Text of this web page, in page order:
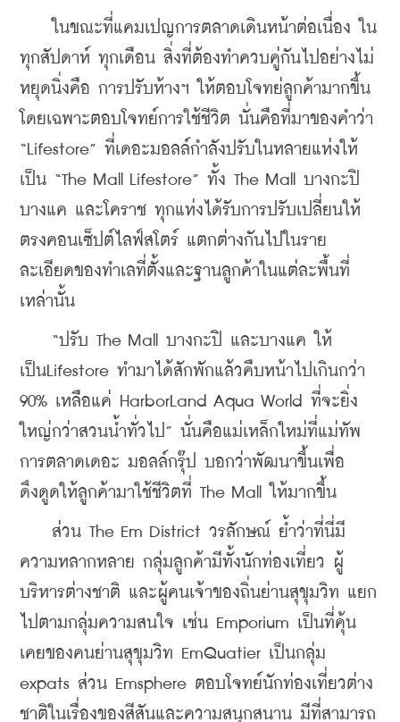
ในขณะที่แคมเปญการตลาดเดินหน้าต่อเนื่อง ใน
ทุกสัปดาห์ ทุกเดือน สิ่งที่ต้องทำควบคู่กันไปอย่างไม่
หยุดนิ่งคือ การปรับห้างฯ ให้ตอบโจทย่ลูกค้ามากขึ้น
โดยเฉพาะตอบโจทย์การใช้ชีวิต นั่นคือที่มาของคำว่า
“Lifestore” ที่เดอะมอลล์กำลังปรับในหลายแห่งให้
เป็น “The Mall Lifestore” ทั้ง The Mall บางกะปิ
บางแค และโคราช ทุกแห่งได้รับการปรับเปลี่ยนให้
ตรงคอนเซ็ปต์ไลฟ์สโตร์ แตกต่างกันไปในราย
ละเอียดของทำเลที่ตั้งและฐานลูกค้าในแต่ละพื้นที่
เหล่านั้น
“ปรับ The Mall บางกะปิ และบางแค ให้
เป็นLifestore ทำมาได้สักพักแล้วคืบหน้าไปเกินกว่า
90% เหลือแค่ HarborLand Aqua World ที่จะยิ่ง
ใหญ่กว่าสวนน้ำทั่วไป” นั่นคือแม่เหล็กใหม่ที่แม่ทัพ
การตลาดเดอะ มอลล์กรุ๊ป บอกว่าพัฒนาขึ้นเพื่อ
ดึงดูดให้ลูกค้ามาใช้ชีวิตที่ The Mall ให้มากขึ้น
ส่วน The Em District วรลักษณ์ ย้ำว่าที่นี่มี
ความหลากหลาย กลุ่มลูกค้ามีทั้งนักท่องเที่ยว ผู้
บริหารต่างชาติ และผู้คนเจ้าของถิ่นย่านสุขุมวิท แยก
ไปตามกลุ่มความสนใจ เช่น Emporium เป็นที่คุ้น
เคยของคนย่านสุขุมวิท EmQuatier เป็นกลุ่ม
expats ส่วน Emsphere ตอบโจทย์นักท่องเที่ยวต่าง
ชาติในเรื่องของสีสันและความสนุกสนาน มีที่สามารถ